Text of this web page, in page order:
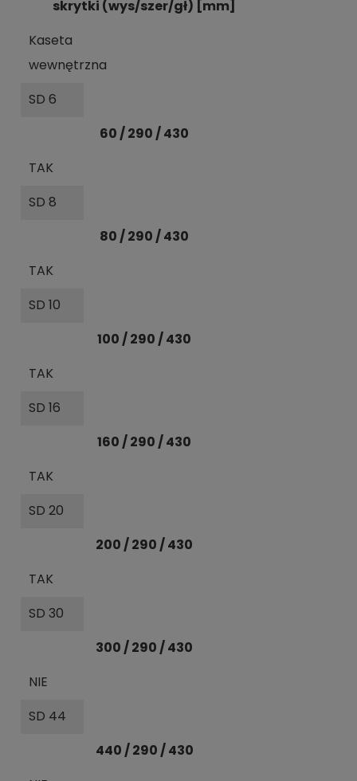
skrytki (wys/szer/gł) [mm]
Kaseta
wewnętrzna
SD 6
60 / 290 / 430
TAK
SD 8
80 / 290 / 430
TAK
SD 10
100 / 290 / 430
TAK
SD 16
160 / 290 / 430
TAK
SD 20
200 / 290 / 430
TAK
SD 30
300 / 290 / 430
NIE
SD 44
440 / 290 / 430